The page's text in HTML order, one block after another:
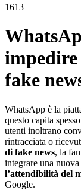
1613
fake
WhatsApp è la
questo capita
utenti inoltrano
rintracciata o
di fake news, la
integrare una
l’attendibilità del
Google.